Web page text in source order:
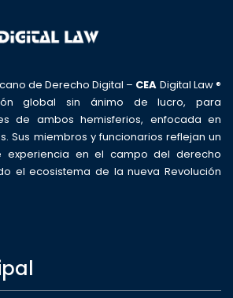
de Derecho Digital – CEA Digital Law ®
global sin ánimo de lucro, para
de ambos hemisferios, enfocada en
Sus miembros y funcionarios reflejan un
experiencia en el campo del derecho
el ecosistema de la nueva Revolución